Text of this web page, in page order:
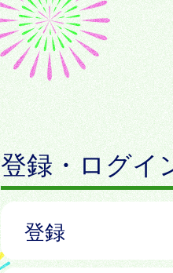
登録・ログイ
登録